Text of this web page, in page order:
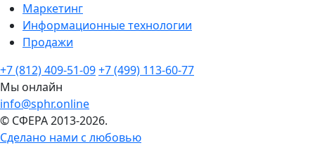
Маркетинг
Информационные технологии
Продажи
+7 (812) 409-51-09+7 (499) 113-60-77
Мы онлайн
info@sphr.online
© СФЕРА 2013-2026.
Сделано нами с любовью